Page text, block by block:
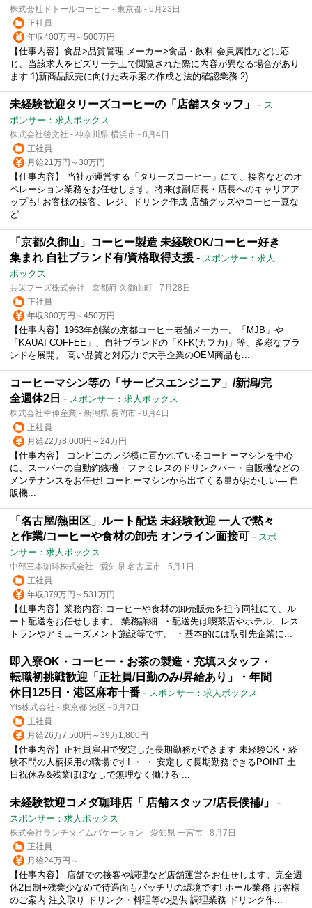
株式会社ドトールコーヒー - 東京都 - 6月23日
正社員
年収400万円～500万円
【仕事内容】食品>品質管理 メーカー>食品・飲料 会員属性などに応
じ、当該求人をビズリーチ上で閲覧された際に内容が異なる場合があり
ます 1)新商品販売に向けた表示案の作成と法的確認業務 2)...
未経験歓迎タリーズコーヒーの「店舗スタッフ」 - ス
ポンサー：求人ボックス
株式会社啓文社 - 神奈川県 横浜市 - 8月4日
正社員
月給21万円～30万円
【仕事内容】 当社が運営する「タリーズコーヒー」にて、接客などのオ
ペレーション業務をお任せします。将来は副店長・店長へのキャリアア
ップも! お客様の接客、レジ、ドリンク作成 店舗グッズやコーヒー豆な
ど...
「京都/久御山」コーヒー製造 未経験OK/コーヒー好き
集まれ 自社ブランド有/資格取得支援 - スポンサー：求人
ボックス
共栄フーズ株式会社 - 京都府 久御山町 - 7月28日
正社員
年収300万円～450万円
【仕事内容】1963年創業の京都コーヒー老舗メーカー。「MJB」や
「KAUAI COFFEE」、自社ブランドの「KFK(カフカ)」等、多彩なブラ
ンドを展開。 高い品質と対応力で大手企業のOEM商品も...
コーヒーマシン等の「サービスエンジニア」/新潟/完
全週休2日 - スポンサー：求人ボックス
株式会社幸伸産業 - 新潟県 長岡市 - 8月4日
正社員
月給22万8,000円～24万円
【仕事内容】 コンビニのレジ横に置かれているコーヒーマシンを中心
に、スーパーの自動釣銭機・ファミレスのドリンクバー・自販機などの
メンテナンスをお任せ! コーヒーマシンから出てくる量がおかしい― 自
販機...
「名古屋/熱田区」ルート配送 未経験歓迎 一人で黙々
と作業/コーヒーや食材の卸売 オンライン面接可 - スポ
ンサー：求人ボックス
中部三本珈琲株式会社 - 愛知県 名古屋市 - 5月1日
正社員
年収379万円～531万円
【仕事内容】業務内容: コーヒーや食材の卸売販売を担う同社にて、ル
ート配送をお任せします。 業務詳細: ・配送先は喫茶店やホテル、レス
トランやアミューズメント施設等です。 ・基本的には取引先企業に...
即入寮OK・コーヒー・お茶の製造・充填スタッフ・
転職初挑戦歓迎「正社員/日勤のみ/昇給あり」・年間
休日125日・港区麻布十番 - スポンサー：求人ボックス
Yts株式会社 - 東京都 港区 - 8月7日
正社員
月給26万7,500円～39万1,800円
【仕事内容】正社員雇用で安定した長期勤務ができます 未経験OK・経
験不問の人柄採用の職場です! ・ ・ 安定して長期勤務できるPOINT 土
日祝休み&残業ほぼなしで無理なく働ける ...
未経験歓迎コメダ珈琲店「 店舗スタッフ/店長候補/」 -
スポンサー：求人ボックス
株式会社ランチタイムバケーション - 愛知県 一宮市 - 8月7日
正社員
月給24万円～
【仕事内容】 店舗での接客や調理など店舗運営をお任せします。完全週
休2日制+残業少なめで待遇面もバッチリの環境です! ホール業務 お客様
のご案内 注文取り ドリンク・料理等の提供 調理業務 ドリンク作...